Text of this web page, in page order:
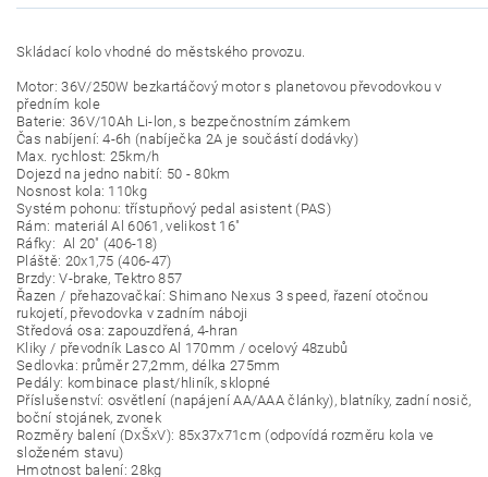
Skládací kolo vhodné do městského provozu.
Motor: 36V/250W bezkartáčový motor s planetovou převodovkou v
předním kole
Baterie: 36V/10Ah Li-lon, s bezpečnostním zámkem
Čas nabíjení: 4-6h (nabíječka 2A je součástí dodávky)
Max. rychlost: 25km/h
Dojezd na jedno nabití: 50 - 80km
Nosnost kola: 110kg
Systém pohonu: třístupňový pedal asistent (PAS)
Rám: materiál Al 6061, velikost 16"
Ráfky: Al 20" (406-18)
Pláště: 20x1,75 (406-47)
Brzdy: V-brake, Tektro 857
Řazen / přehazovačkaí: Shimano Nexus 3 speed, řazení otočnou
rukojetí, převodovka v zadním náboji
Středová osa: zapouzdřená, 4-hran
Kliky / převodník Lasco Al 170mm / ocelový 48zubů
Sedlovka: průměr 27,2mm, délka 275mm
Pedály: kombinace plast/hliník, sklopné
Příslušenství: osvětlení (napájení AA/AAA články), blatníky, zadní nosič,
boční stojánek, zvonek
Rozměry balení (DxŠxV): 85x37x71cm (odpovídá rozměru kola ve
složeném stavu)
Hmotnost balení: 28kg